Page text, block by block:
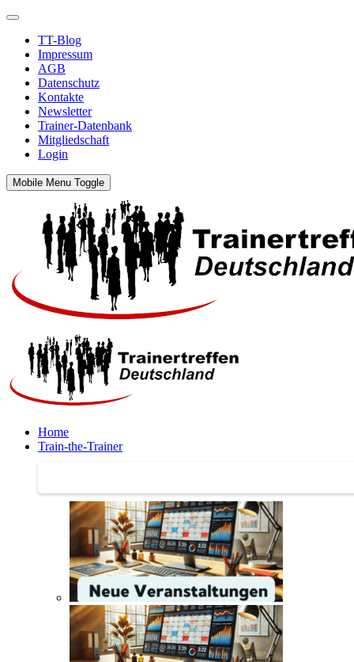
TT-Blog
Impressum
AGB
Datenschutz
Kontakte
Newsletter
Trainer-Datenbank
Mitgliedschaft
Login
Mobile Menu Toggle
Home
Train-the-Trainer